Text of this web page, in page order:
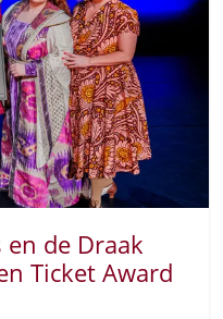
de Draak
Ticket Award